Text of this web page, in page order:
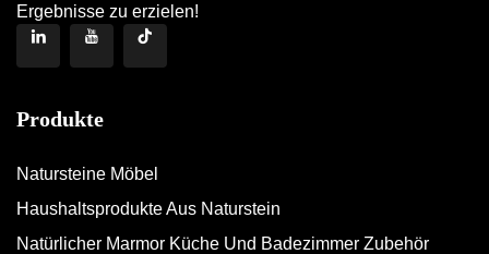
Ergebnisse zu erzielen!
Produkte
Natursteine Möbel
Haushaltsprodukte Aus Naturstein
Natürlicher Marmor Küche Und Badezimmer Zubehör